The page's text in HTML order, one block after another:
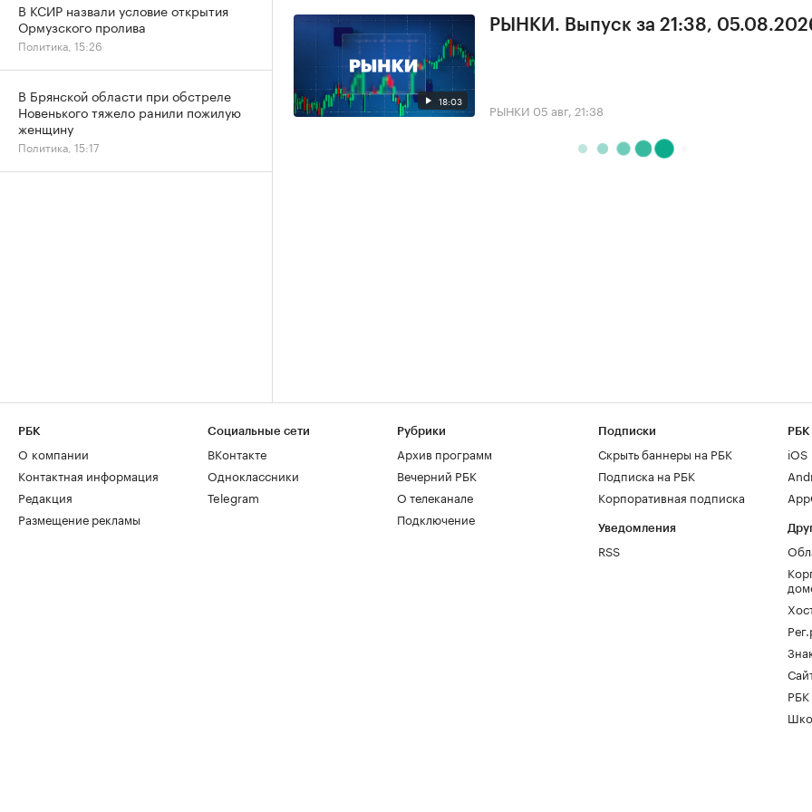
18:03
РЫНКИ. Выпуск за 21:38,
РЫНКИ 05 авг, 21:38
В КСИР назвали условие открытия
Ормузского пролива
Политика, 15:26
В Брянской области при обстреле
Новенького тяжело ранили пожилую
женщину
Политика, 15:17
РБК
О компании
Контактная информация
Редакция
Размещение рекламы
Социальные сети
ВКонтакте
Одноклассники
Telegram
Рубрики
Архив программ
Вечерний РБК
О телеканале
Подключение
Подписки
Скрыть баннеры на РБК
Подписка на РБК
Корпоративная подписка
Уведомления
RSS
РБК
iOS